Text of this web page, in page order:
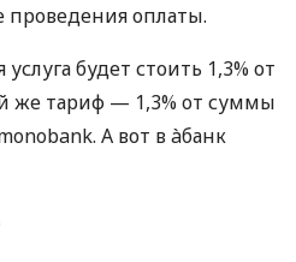
оплаты.
будет стоить 1,3% от
же тариф — 1,3% от суммы
А вот в àбанк